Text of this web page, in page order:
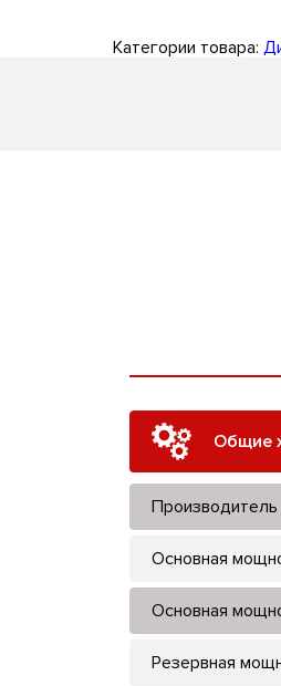
Категории товара:
Общие
Производитель
Основная
Основная
Резервная